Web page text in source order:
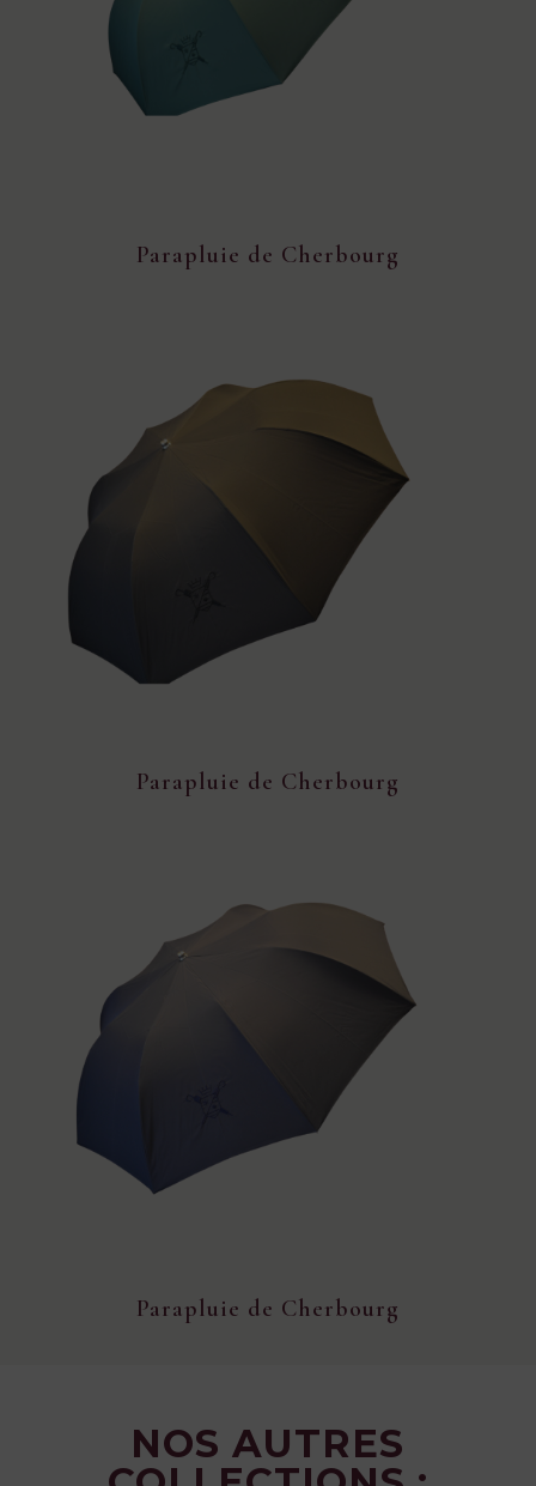
Parapluie de Cherbourg
Parapluie de Cherbourg
Parapluie de Cherbourg
NOS AUTRES